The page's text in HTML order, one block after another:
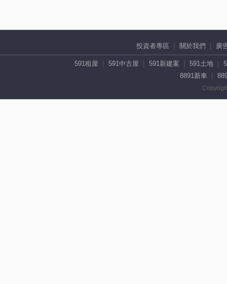
投資者專區 關於我們 廣
591租屋 591中古屋 591新建案 591土地
8891新車